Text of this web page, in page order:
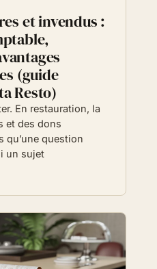
et invendus :
(guide
Resto)
En restauration, la
et des dons
qu’une question
un sujet